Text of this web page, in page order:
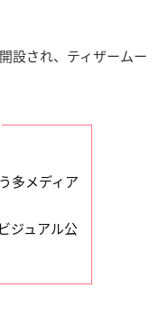
設され、ティザームー
多メディア
ジュアル公